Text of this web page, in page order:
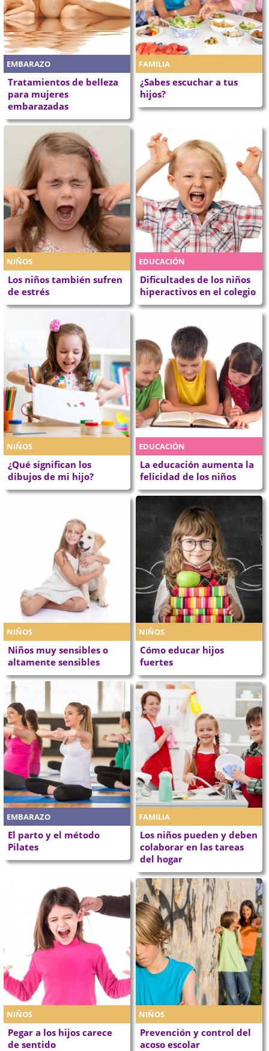
EMBARAZO
Tratamientos de belleza
para mujeres
embarazadas
FAMILIA
¿Sabes escuchar a tus
hijos?
NIÑOS
Los niños también sufren
de estrés
EDUCACIÓN
Dificultades de los niños
hiperactivos en el colegio
NIÑOS
¿Qué significan los
dibujos de mi hijo?
EDUCACIÓN
La educación aumenta la
felicidad de los niños
NIÑOS
Niños muy sensibles o
altamente sensibles
NIÑOS
Cómo educar hijos
fuertes
EMBARAZO
El parto y el método
Pilates
FAMILIA
Los niños pueden y deben
colaborar en las tareas
del hogar
NIÑOS
Pegar a los hijos carece
de sentido
NIÑOS
Prevención y control del
acoso escolar